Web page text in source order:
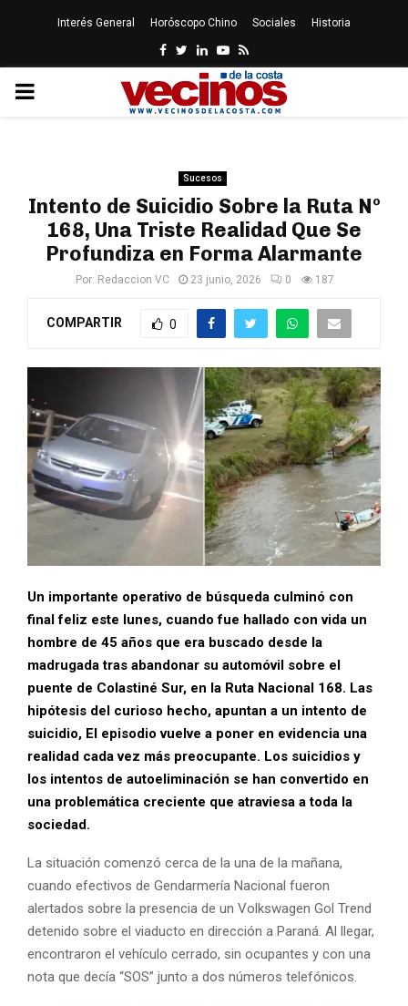
Interés General Horóscopo Chino Sociales Historia
Facebook
Twitter
LinkedinYoutube
Rss
PRIMARY
Sucesos
Intento de Suicidio Sobre la Ruta Nº
168, Una Triste Realidad Que Se
Profundiza en Forma Alarmante
Por: Redaccion VC 23 junio, 2026 0 187
COMPARTIR 0
Un importante operativo de búsqueda culminó con
final feliz este lunes, cuando fue hallado con vida un
hombre de 45 años que era buscado desde la
madrugada tras abandonar su automóvil sobre el
puente de Colastiné Sur, en la Ruta Nacional 168. Las
hipótesis del curioso hecho, apuntan a un intento de
suicidio, El episodio vuelve a poner en evidencia una
realidad cada vez más preocupante. Los suicidios y
los intentos de autoeliminación se han convertido en
una problemática creciente que atraviesa a toda la
sociedad.
La situación comenzó cerca de la una de la mañana,
cuando efectivos de Gendarmería Nacional fueron
alertados sobre la presencia de un Volkswagen Gol Trend
detenido sobre el viaducto en dirección a Paraná. Al llegar,
encontraron el vehículo cerrado, sin ocupantes y con una
nota que decía “SOS” junto a dos números telefónicos.